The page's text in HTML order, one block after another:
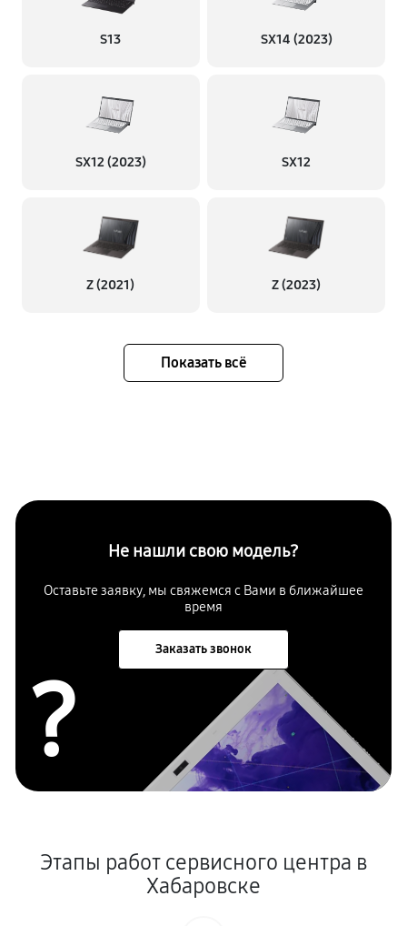
S13 SX14 (2023)
SX12 (2023) SX12
Z (2021) Z (2023)
Показать всё
Не нашли свою модель?
Оставьте заявку, мы свяжемся с Вами в ближайшее
время
Заказать звонок
?
Этапы работ сервисного центра в
Хабаровске